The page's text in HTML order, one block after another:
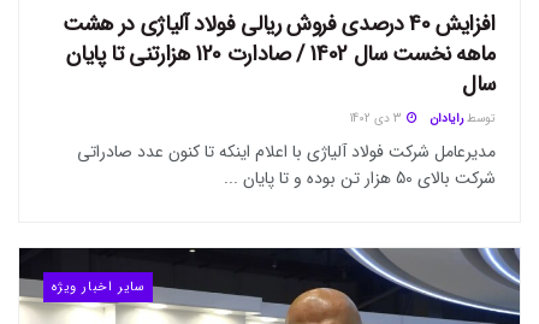
افزایش 40 درصدی فروش ریالی فولاد آلیاژی در هشت
ماهه نخست سال 1402 / صادارت 120 هزارتنی تا پایان
سال
توسط رایادان
مدیرعامل شرکت فولاد آلیاژی با اعلام اینکه تا کنون عدد صادراتی
شرکت بالای 50 هزار تن بوده و تا پایان ...
سایر اخبار ویژه